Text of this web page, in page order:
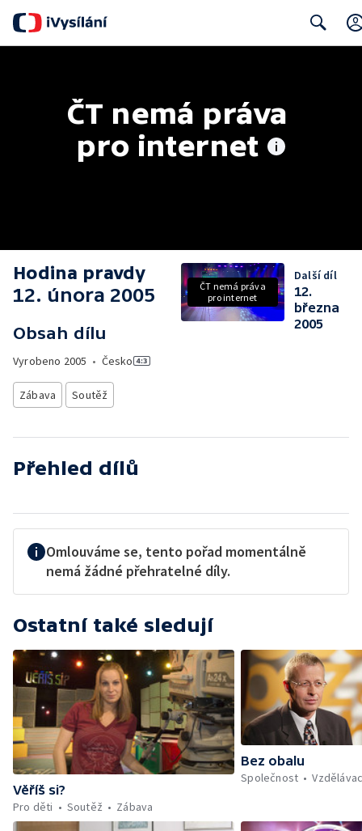
ČT nemá práva
pro internet
Hodina pravdy
12. února 2005
Obsah dílu
Vyrobeno 2005 • Česko
Zábava Soutěž
ČT nemá práva
pro internet
Další díl
12.
března
2005
Přehled dílů
Omlouváme se, tento pořad momentálně
nemá žádné přehratelné díly.
Ostatní také sledují
Věříš si?
Pro děti
Soutěž Zábava
Bez obalu
Společnost